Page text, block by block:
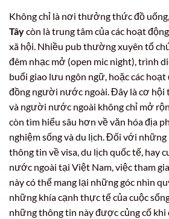
Không chỉ là nơi thưởng thức đồ uống,
Tâycòn là trung tâm của các hoạt
xã hội. Nhiều pub thường xuyên tổ
đêm nhạc mở (open mic night), trình
buổi giao lưu ngôn ngữ, hoặc các
đồng người nước ngoài. Đây là cơ hội
và người nước ngoài không chỉ mở
còn tìm hiểu sâu hơn về văn hóa địa
nghiệm sống và du lịch. Đối với
thông tin về visa, du lịch quốc tế, hay
nước ngoài tại Việt Nam, việc tham
này có thể mang lại những góc nhìn
những khía cạnh thực tế của cuộc
những thông tin này được củng cố khi